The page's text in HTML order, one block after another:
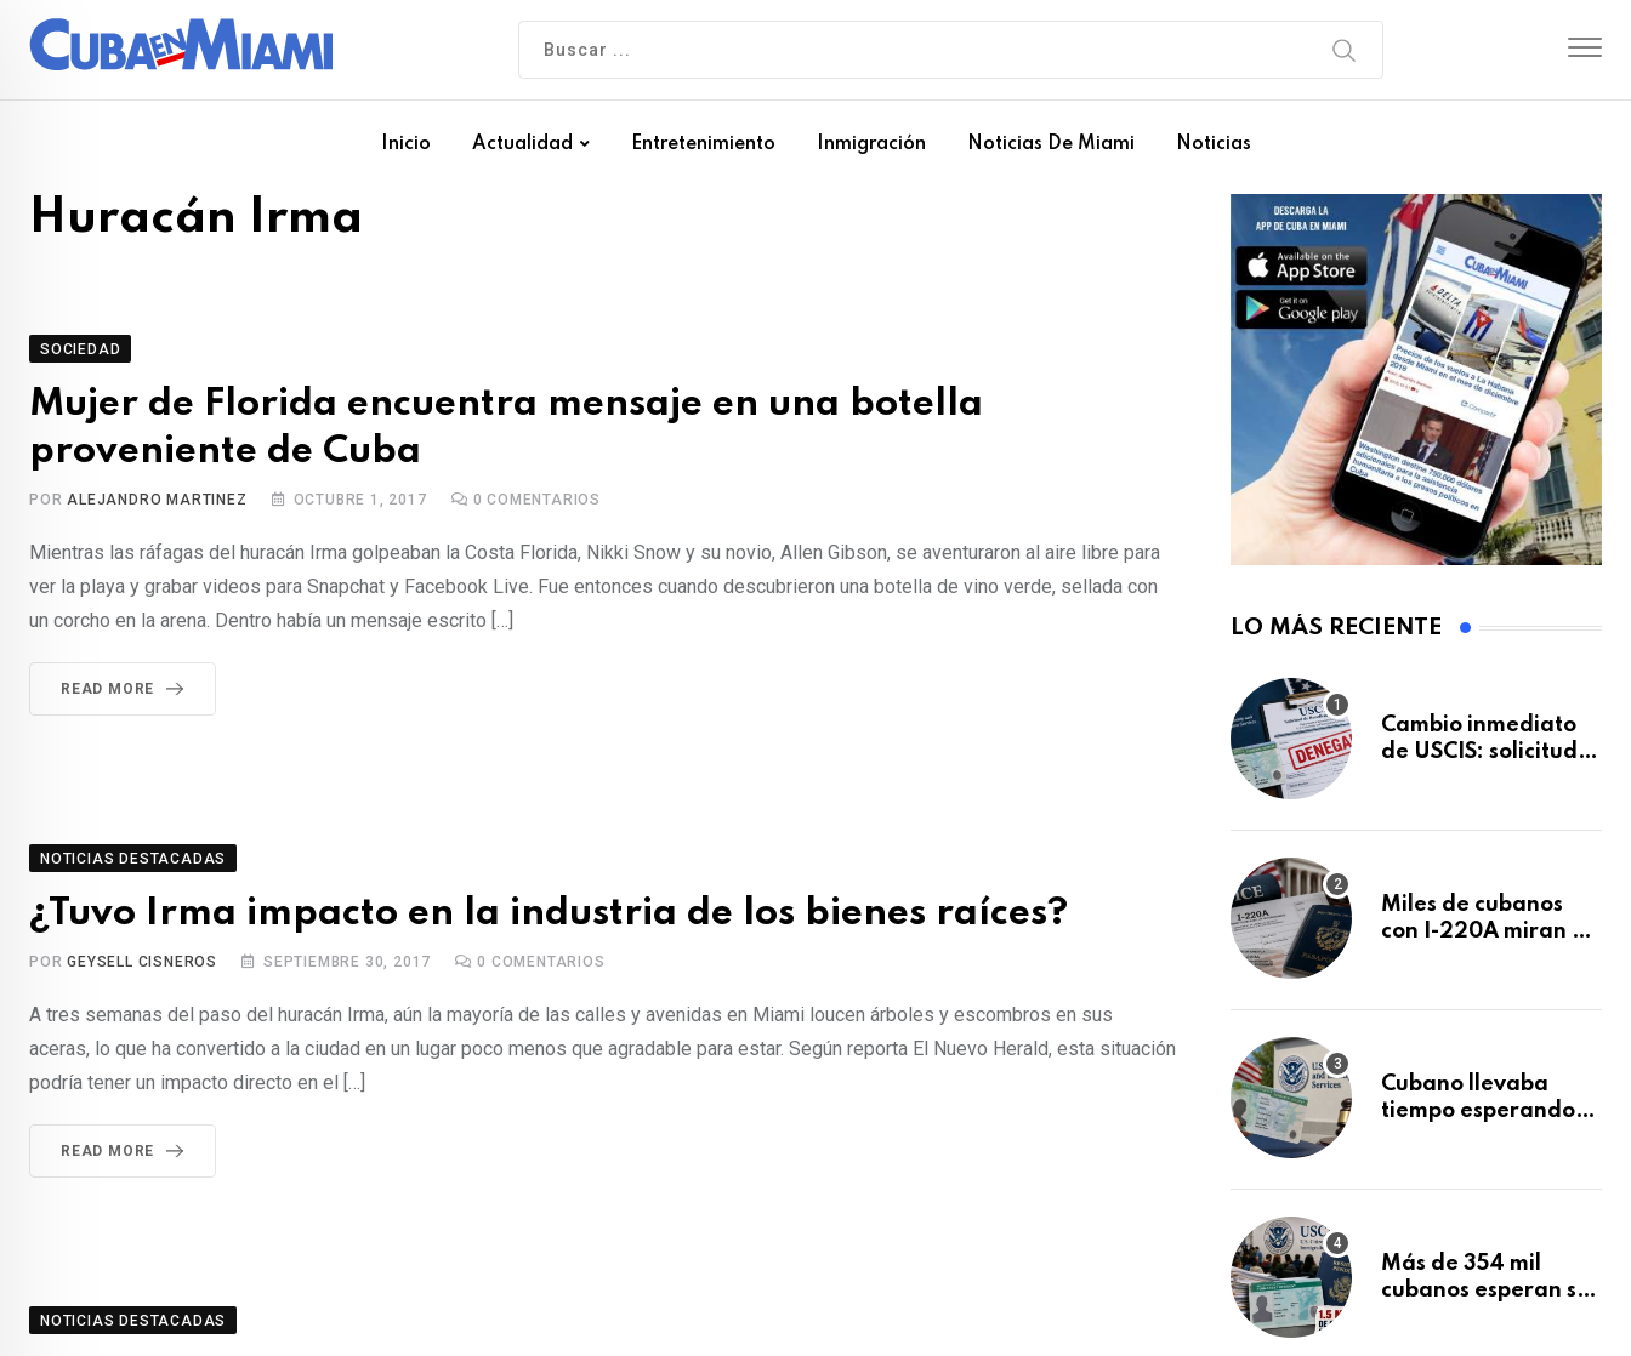
Inicio Actualidad Entretenimiento Inmigración Noticias De Miami Noticias
Huracán Irma
SOCIEDAD
Mujer de Florida encuentra mensaje en una botella
proveniente de Cuba
PORALEJANDRO MARTINEZ OCTUBRE 1, 2017 0 COMENTARIOS
Mientras las ráfagas del huracán Irma golpeaban la Costa Florida, Nikki Snow y su novio, Allen Gibson, se aventuraron al aire libre para
ver la playa y grabar videos para Snapchat y Facebook Live. Fue entonces cuando descubrieron una botella de vino verde, sellada con
un corcho en la arena. Dentro había un mensaje escrito […]
READ MORE
NOTICIAS DESTACADAS
¿Tuvo Irma impacto en la industria de los bienes raíces?
PORGEYSELL CISNEROS SEPTIEMBRE 30, 2017 0 COMENTARIOS
A tres semanas del paso del huracán Irma, aún la mayoría de las calles y avenidas en Miami loucen árboles y escombros en sus
aceras, lo que ha convertido a la ciudad en un lugar poco menos que agradable para estar. Según reporta El Nuevo Herald, esta situación
podría tener un impacto directo en el […]
READ MORE
NOTICIAS DESTACADAS
LO MÁS RECIENTE
Cambio inmediato
de USCIS: solicitudes
sin previo aviso
Miles de cubanos
con I-220A miran al
decidirse en una
Cubano llevaba
tiempo esperando
tras Writ of
Más de 354 mil
cubanos esperan su